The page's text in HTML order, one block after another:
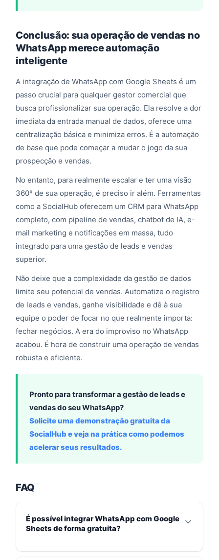
Conclusão: sua operação de vendas no
WhatsApp merece automação
inteligente
A integração de WhatsApp com Google Sheets é um
passo crucial para qualquer gestor comercial que
busca profissionalizar sua operação. Ela resolve a dor
imediata da entrada manual de dados, oferece uma
centralização básica e minimiza erros. É a automação
de base que pode começar a mudar o jogo da sua
prospecção e vendas.
No entanto, para realmente escalar e ter uma visão
360º de sua operação, é preciso ir além. Ferramentas
como a SocialHub oferecem um CRM para WhatsApp
completo, com pipeline de vendas, chatbot de IA, e-
mail marketing e notificações em massa, tudo
integrado para uma gestão de leads e vendas
superior.
Não deixe que a complexidade da gestão de dados
limite seu potencial de vendas. Automatize o registro
de leads e vendas, ganhe visibilidade e dê à sua
equipe o poder de focar no que realmente importa:
fechar negócios. A era do improviso no WhatsApp
acabou. É hora de construir uma operação de vendas
robusta e eficiente.
Pronto para transformar a gestão de leads e
vendas do seu WhatsApp?
Solicite uma demonstração gratuita da
SocialHub e veja na prática como podemos
acelerar seus resultados.
FAQ
É possível integrar WhatsApp com Google
Sheets de forma gratuita?
Sim, é possível iniciar a integração usando